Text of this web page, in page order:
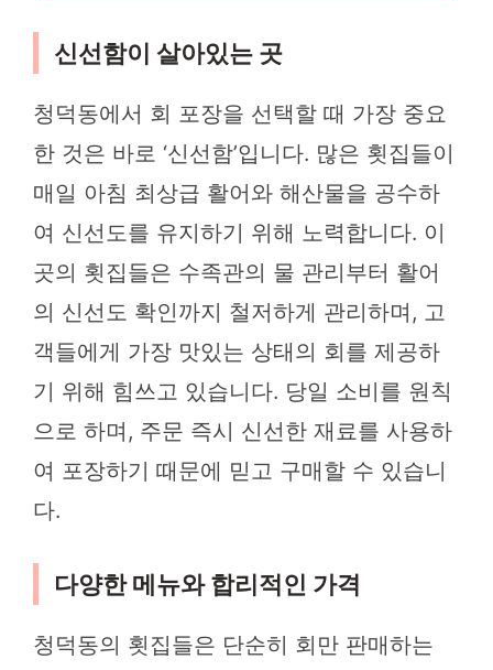
신선함이 살아있는 곳
청덕동에서 회 포장을 선택할 때 가장 중요
한 것은 바로 ‘신선함’입니다. 많은 횟집들이
매일 아침 최상급 활어와 해산물을 공수하
여 신선도를 유지하기 위해 노력합니다. 이
곳의 횟집들은 수족관의 물 관리부터 활어
의 신선도 확인까지 철저하게 관리하며, 고
객들에게 가장 맛있는 상태의 회를 제공하
기 위해 힘쓰고 있습니다. 당일 소비를 원칙
으로 하며, 주문 즉시 신선한 재료를 사용하
여 포장하기 때문에 믿고 구매할 수 있습니
다.
다양한 메뉴와 합리적인 가격
청덕동의 횟집들은 단순히 회만 판매하는